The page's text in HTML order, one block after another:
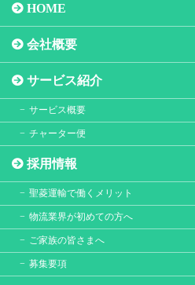
HOME
会社概要
サービス紹介
サービス概要
チャーター便
採用情報
聖菱運輸で働くメリット
物流業界が初めての方へ
ご家族の皆さまへ
募集要項